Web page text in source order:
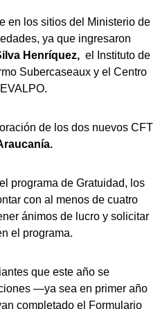
en los sitios del Ministerio de
ya que ingresaron
Henríquez, el Instituto de
Subercaseaux y el Centro
de los dos nuevos CFT
programa de Gratuidad, los
con al menos de cuatro
ánimos de lucro y solicitar
el programa.
que este año se
—ya sea en primer año
completado el Formulario